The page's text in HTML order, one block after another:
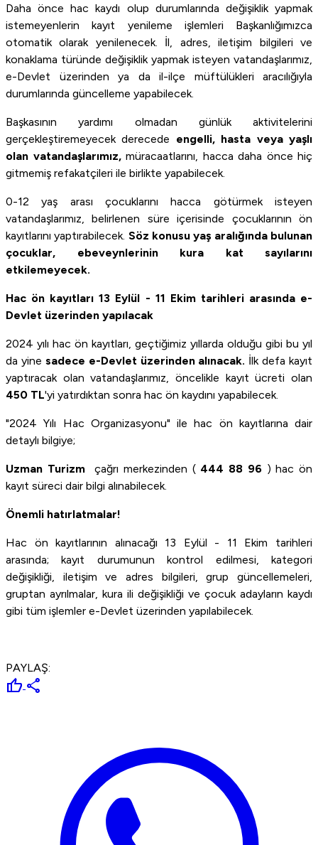
Daha önce hac kaydı olup durumlarında değişiklik yapmak
istemeyenlerin kayıt yenileme işlemleri Başkanlığımızca
otomatik olarak yenilenecek. İl, adres, iletişim bilgileri ve
konaklama türünde değişiklik yapmak isteyen vatandaşlarımız,
e-Devlet üzerinden ya da il-ilçe müftülükleri aracılığıyla
durumlarında güncelleme yapabilecek.
Başkasının yardımı olmadan günlük aktivitelerini
gerçekleştiremeyecek derecede engelli, hasta veya yaşlı
olan vatandaşlarımız,müracaatlarını, hacca daha önce hiç
gitmemiş refakatçileri ile birlikte yapabilecek.
0-12 yaş arası çocuklarını hacca götürmek isteyen
vatandaşlarımız, belirlenen süre içerisinde çocuklarının ön
kayıtlarını yaptırabilecek. Söz konusu yaş aralığında bulunan
çocuklar, ebeveynlerinin kura kat sayılarını
etkilemeyecek.
Hac ön kayıtları 13 Eylül - 11 Ekim tarihleri arasında e-
Devlet üzerinden yapılacak
2024 yılı hac ön kayıtları, geçtiğimiz yıll​​arda olduğu gibi bu yıl
da yine sadece e-Devlet üzerinden alınacak.​ İlk defa kayıt
yaptıracak olan vatandaşlarımız, öncelikle kayıt ücreti olan
450 TL'yi yatırdıktan sonra hac ön kaydını yapabilecek.
"2024 Yılı Hac Organizasyonu" ile hac ön kayıtlarına dair
detaylı bilgiye;
Uzman Turizmçağrı merkezinden ( 444 88 96 ) hac ön
kayıt süreci dair bilgi alınabilecek.
Önemli hatırlatmalar!
Hac ön kayıtlarının alınacağı 13 Eylül - 11 Ekim tarihleri
arasında; kayıt durumunun kontrol edilmesi, ​kategori
değişikliği, iletişim ve adres bilgileri, grup güncellemeleri,
gruptan ayrılmalar, kura ili değişikliği ve çocuk adayların kaydı
gibi tüm işlemler e-Devlet üzerinden yapılabilecek.
PAYLAŞ:
thumb_up share